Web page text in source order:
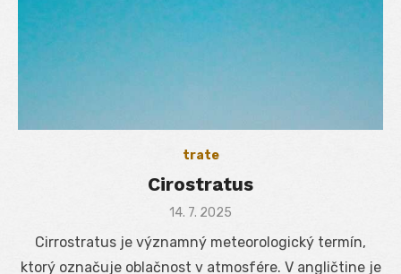
trate
Cirostratus
Posted
14. 7. 2025
Cirrostratus je významný meteorologický termín,
ktorý označuje oblačnost v atmosfére. V angličtine je